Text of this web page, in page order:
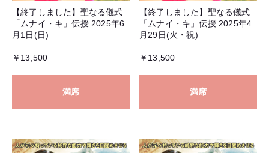
【終了しました】聖なる儀式
「ムナイ・キ」伝授 2025年6
月1日(日)
￥13,500
満席
【終了しました】聖なる儀式
「ムナイ・キ」伝授 2025年4
月29日(火・祝)
￥13,500
満席